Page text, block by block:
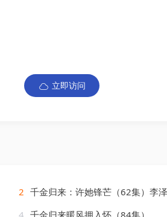
立即访问
2 千金归来：许她锋芒（62集）李
4 千金归来暖风拥入怀（84集）